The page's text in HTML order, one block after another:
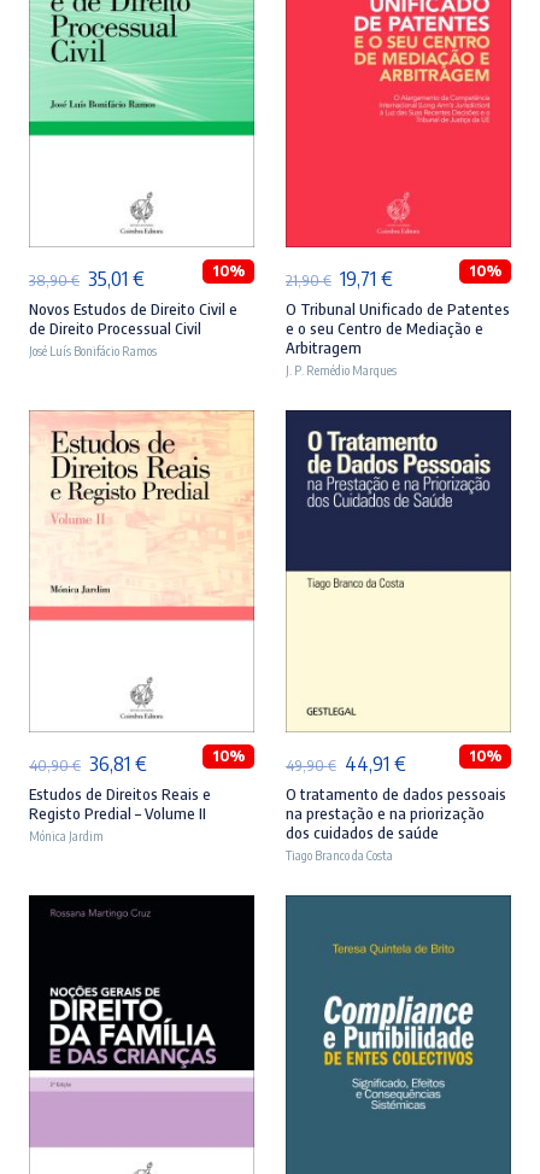
ADICIONAR
38,90€ O
preço
original
38,90 €.
35,01 €O
preço
atual
35,01 €.
10%
Novos Estudos de Direito Civil e
de Direito Processual Civil
José Luís Bonifácio Ramos
ADICIONAR
21,90€ O
preço
original
era:
21,90 €.
19,71 €O
preço
atual
é:
19,71 €.
10%
O Tribunal Unificado de Patentes
e o seu Centro de Mediação e
Arbitragem
J. P. Remédio Marques
ADICIONAR
40,90€ O
preço
original
40,90 €.
36,81 €O
preço
atual
36,81 €.
10%
Estudos de Direitos Reais e
Registo Predial – Volume II
Mónica Jardim
49,90€ O
preço
original
era:
49,90 €.
44,91 €O
preço
atual
44,91 €.
10%
O tratamento de dados pessoais
na prestação e na priorização
dos cuidados de saúde
Tiago Branco da Costa
ADICIONAR